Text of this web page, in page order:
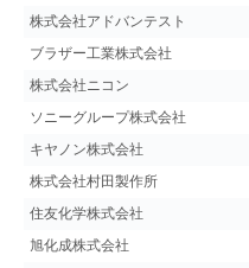
株式会社アドバンテスト
ブラザー工業株式会社
株式会社ニコン
ソニーグループ株式会社
キヤノン株式会社
株式会社村田製作所
住友化学株式会社
旭化成株式会社